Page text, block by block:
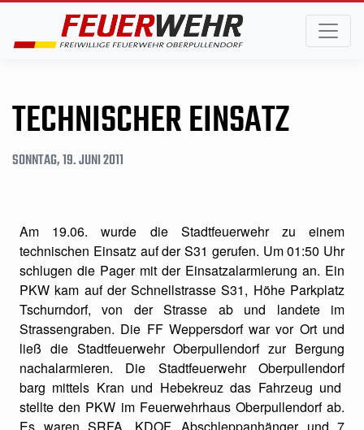
TECHNISCHER EINSATZ
SONNTAG, 19. JUNI 2011
Am 19.06. wurde die Stadtfeuerwehr zu einem
technischen Einsatz auf der S31 gerufen. Um 01:50 Uhr
schlugen die Pager mit der Einsatzalarmierung an. Ein
PKW kam auf der Schnellstrasse S31, Höhe Parkplatz
Tschurndorf, von der Strasse ab und landete im
Strassengraben. Die FF Weppersdorf war vor Ort und
ließ die Stadtfeuerwehr Oberpullendorf zur Bergung
nachalarmieren. Die Stadtfeuerwehr Oberpullendorf
barg mittels Kran und Hebekreuz das Fahrzeug und
stellte den PKW im Feuerwehrhaus Oberpullendorf ab.